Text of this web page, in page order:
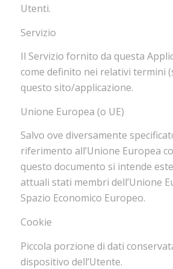
Utenti.
Servizio
Il Servizio fornito da questa
come definito nei relativi termini
questo sito/applicazione.
Unione Europea (o UE)
Salvo ove diversamente
riferimento all’Unione Europea
questo documento si intende
attuali stati membri dell’Unione
Spazio Economico Europeo.
Cookie
Piccola porzione di dati
dispositivo dell’Utente.